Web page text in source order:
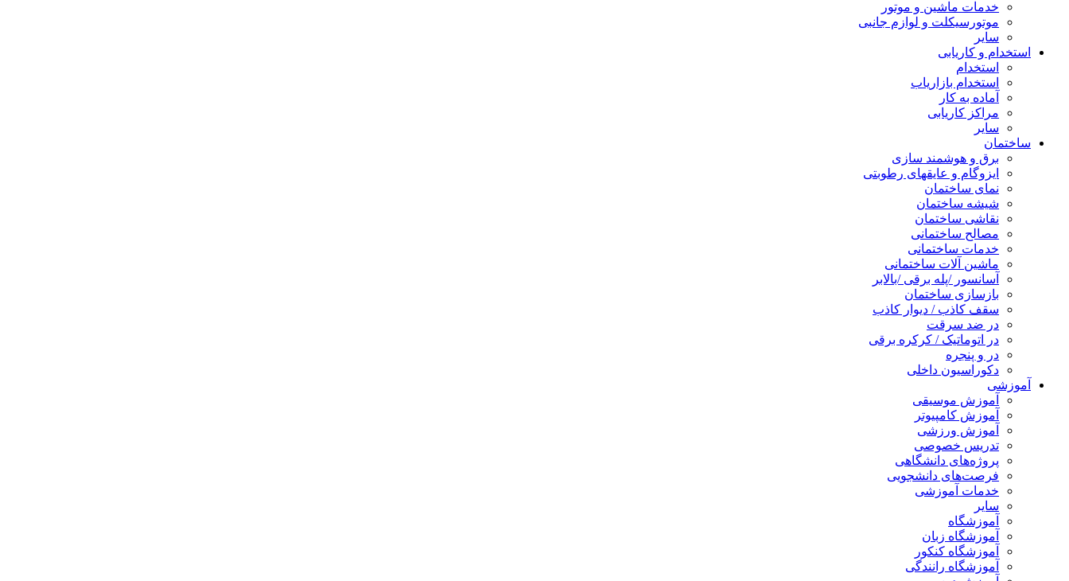
خدمات ماشین و موتور
موتورسیکلت و لوازم جانبی
سایر
استخدام و کاریابی
استخدام
استخدام بازاریاب
آماده به کار
مراکز کاریابی
سایر
ساختمان
برق و هوشمند سازی
ایزوگام و عایقهای رطوبتی
نمای ساختمان
شیشه ساختمان
نقاشی ساختمان
مصالح ساختمانی
خدمات ساختمانی
ماشین آلات ساختمانی
آسانسور /پله برقی /بالابر
بازسازی ساختمان
سقف کاذب / دیوار کاذب
در ضد سرقت
در اتوماتیک / کرکره برقی
در و پنجره
دکوراسیون داخلی
آموزشی
آموزش موسیقی
آموزش کامپیوتر
آموزش ورزشی
تدریس خصوصی
پروژه‌های دانشگاهی
فرصت‌های دانشجویی
خدمات آموزشی
سایر
آموزشگاه
آموزشگاه زبان
آموزشگاه کنکور
آموزشگاه رانندگی